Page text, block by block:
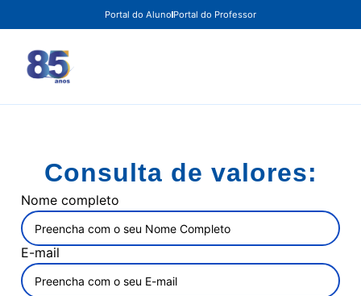
Portal do Aluno Portal do Professor
Consulta de valores:
Nome completo
E-mail